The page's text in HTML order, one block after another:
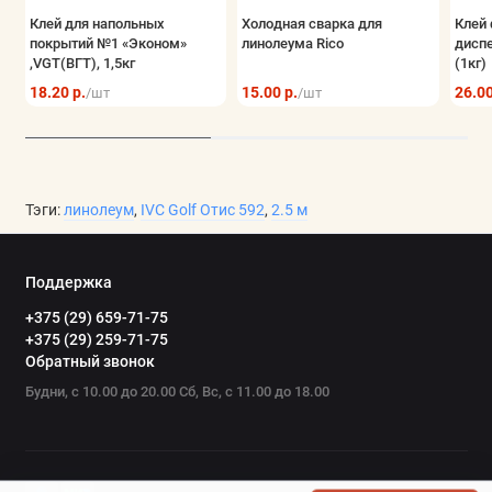
Клей для напольных
покрытий №1 «Эконом»
,VGT(ВГТ), 1,5кг
18.20 р./шт
Холодная сварка для
линолеума Rico
15.00 р./шт
Клей
(1кг)
Тэги:линолеум, IVC Golf Отис 592, 2.5 м
Поддержка
+375 (29) 659-71-75
+375 (29) 259-71-75
Обратный звонок
Будни, с 10.00 до 20.00 Сб, Вс, с 11.00 до 18.00